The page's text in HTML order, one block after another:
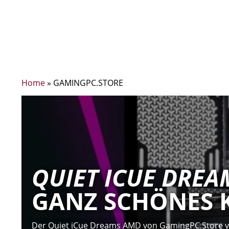
Home» GAMINGPC.STORE
QUIET ICUE
GANZ SCHÖNES
Der Quiet iCue Dreams AMD von